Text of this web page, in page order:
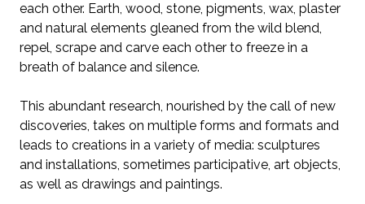
each other. Earth, wood, stone, pigments, wax, plaster
and natural elements gleaned from the wild blend,
repel, scrape and carve each other to freeze in a
breath of balance and silence.
This abundant research, nourished by the call of new
discoveries, takes on multiple forms and formats and
leads to creations in a variety of media: sculptures
and installations, sometimes participative, art objects,
as well as drawings and paintings.